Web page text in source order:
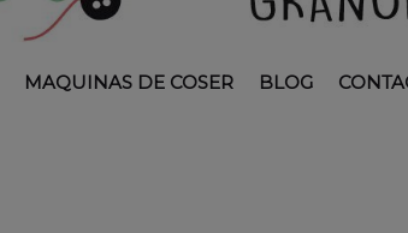
MAQUINAS DE COSER BLOG